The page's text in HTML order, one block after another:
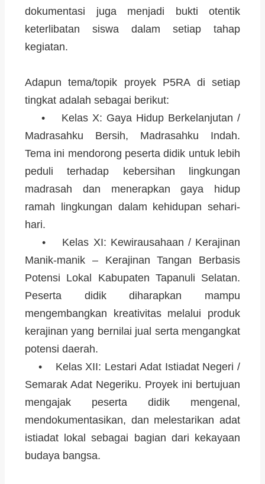
dokumentasi juga menjadi bukti otentik
keterlibatan siswa dalam setiap tahap
kegiatan.
Adapun tema/topik proyek P5RA di setiap
tingkat adalah sebagai berikut:
• Kelas X: Gaya Hidup Berkelanjutan /
Madrasahku Bersih, Madrasahku Indah.
Tema ini mendorong peserta didik untuk lebih
peduli terhadap kebersihan lingkungan
madrasah dan menerapkan gaya hidup
ramah lingkungan dalam kehidupan sehari-
hari.
• Kelas XI: Kewirausahaan / Kerajinan
Manik-manik – Kerajinan Tangan Berbasis
Potensi Lokal Kabupaten Tapanuli Selatan.
Peserta didik diharapkan mampu
mengembangkan kreativitas melalui produk
kerajinan yang bernilai jual serta mengangkat
potensi daerah.
• Kelas XII: Lestari Adat Istiadat Negeri /
Semarak Adat Negeriku. Proyek ini bertujuan
mengajak peserta didik mengenal,
mendokumentasikan, dan melestarikan adat
istiadat lokal sebagai bagian dari kekayaan
budaya bangsa.